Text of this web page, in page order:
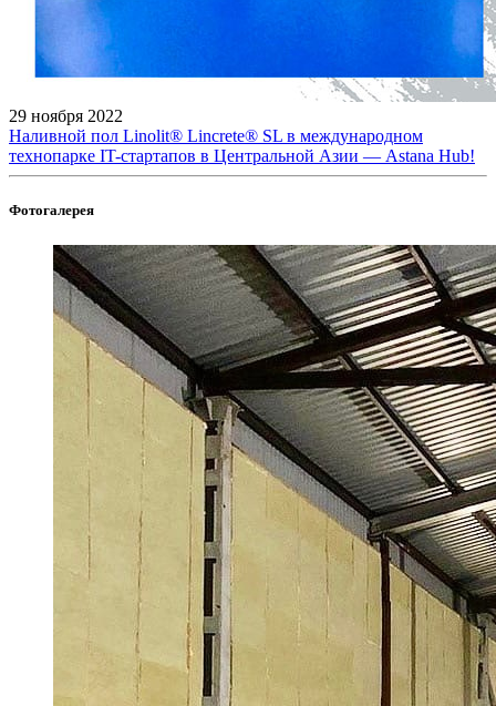
29 ноября 2022
Наливной пол Linolit® Lincrete® SL в международном
технопарке IT-стартапов в Центральной Азии — Astana Hub!
Фотогалерея